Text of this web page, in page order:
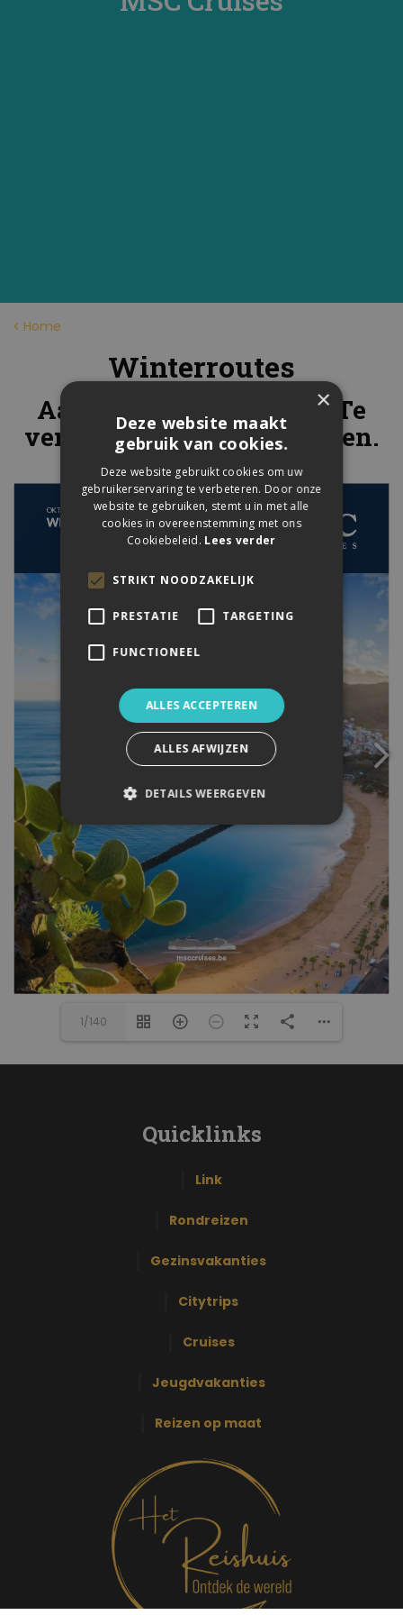
Home
Winterroutes
Aanbod voor 2024-2025. Te
verkrijgen in onze kantoren.
1/140
Quicklinks
Link
Rondreizen
Gezinsvakanties
Citytrips
Cruises
Jeugdvakanties
Reizen op maat
×
Deze website maakt
gebruik van cookies.
Deze website gebruikt cookies om uw
gebruikerservaring te verbeteren. Door onze
website te gebruiken, stemt u in met alle
cookies in overeenstemming met ons
Cookiebeleid. Lees verder
STRIKT NOODZAKELIJK
PRESTATIE TARGETING
FUNCTIONEEL
ALLES ACCEPTEREN
ALLES AFWIJZEN
DETAILS WEERGEVEN